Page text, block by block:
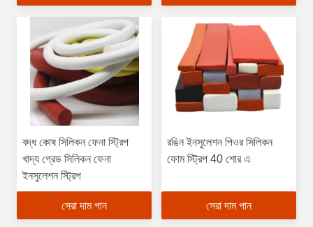
বদ্ধ কোষ সিলিকন ফেনা স্ট্রিপ
খাদ্য গ্রেড সিলিকন ফেনা
ইনসুলেশন স্ট্রিপ
সেরা দাম পান
রঙিন ইনসুলেশন পিওর সিলিকন
ফোম স্ট্রিপ 40 শোর এ
সেরা দাম পান